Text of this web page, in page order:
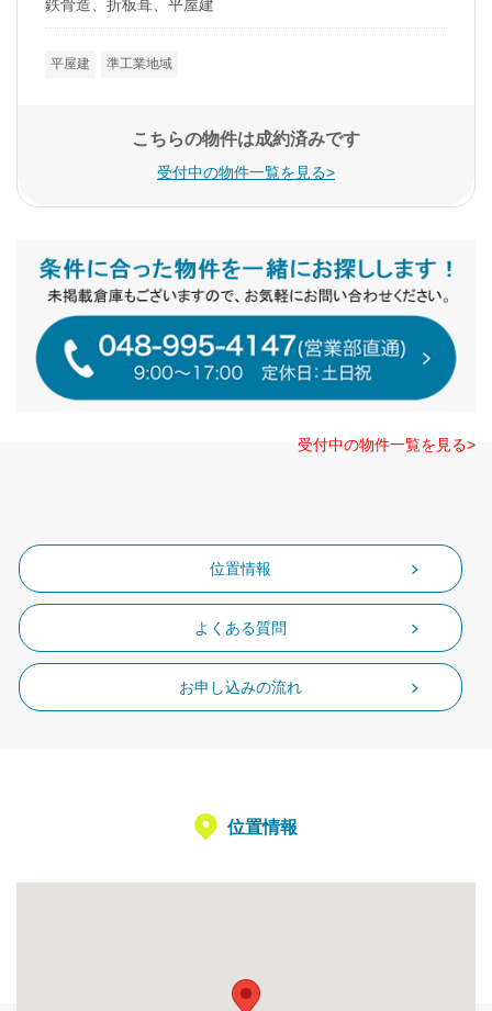
鉄骨造、折板葺、平屋建
平屋建 準工業地域
こちらの物件は成約済みです
受付中の物件一覧を見る>
受付中の物件一覧を見る>
位置情報
よくある質問
お申し込みの流れ
位置情報